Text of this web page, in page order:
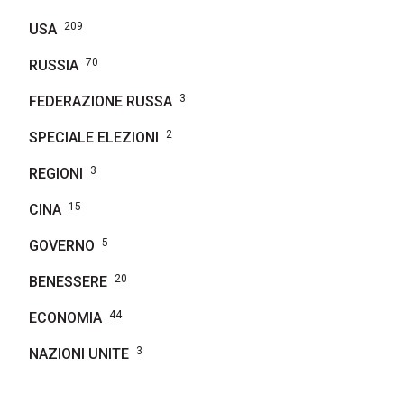
USA 209
RUSSIA 70
FEDERAZIONE RUSSA 3
SPECIALE ELEZIONI 2
REGIONI 3
CINA 15
GOVERNO 5
BENESSERE 20
ECONOMIA 44
NAZIONI UNITE 3